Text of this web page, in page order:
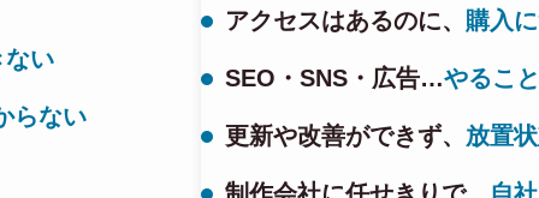
ない
らない
アクセスはあるのに、 購入
SEO・SNS・広告…やるこ
更新や改善ができず、 放置